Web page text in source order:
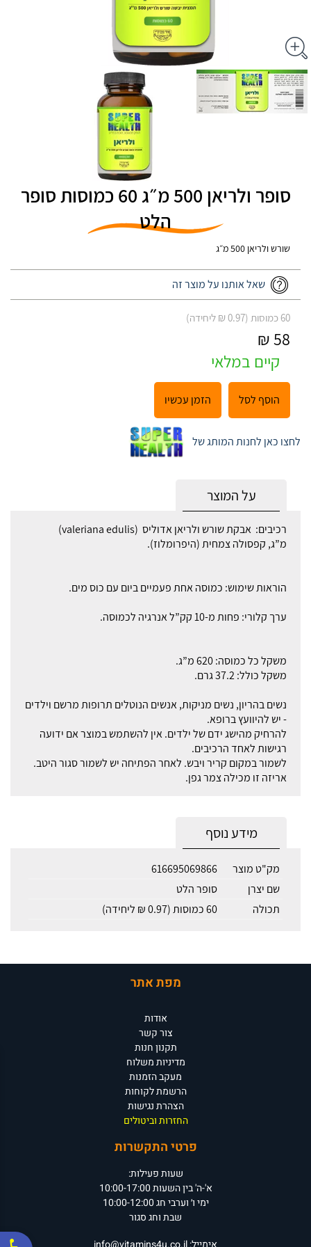
סופר ולריאן 500 מ״ג 60 כמוסות סופר
הלט
שורש ולריאן 500 מ״ג
שאל אותנו על מוצר זה
60 כמוסות (0.97 ₪ ליחידה)
58 ₪
קיים במלאי
הוסף לסל הזמן עכשיו
לחצו כאן לחנות המותג של
על המוצר
רכיבים: אבקת שורש ולריאן אדוליס (valeriana edulis)
מ”ג, קפסולה צמחית (היפרומלוז).
הוראות שימוש: כמוסה אחת פעמיים ביום עם כוס מים.
ערך קלורי: פחות מ-10 קק”ל אנרגיה לכמוסה.
משקל כל כמוסה: 620 מ”ג.
משקל כולל: 37.2 גרם.
נשים בהריון, נשים מניקות, אנשים הנוטלים תרופות מרשם וילדים
- יש להיוועץ ברופא.
להרחיק מהישג ידם של ילדים. אין להשתמש במוצר אם ידועה
רגישות לאחד הרכיבים.
לשמור במקום קריר ויבש. לאחר הפתיחה יש לשמור סגור היטב.
אריזה זו מכילה צמר גפן.
מידע נוסף
מק"ט מוצר
616695069866
שם יצרן
סופר הלט
תכולה
60 כמוסות (0.97 ₪ ליחידה)
מפת אתר
אודות
צור קשר
תקנון חנות
מדיניות משלוח
מעקב הזמנות
הרשמת לקוחות
הצהרת נגישות
החזרות וביטולים
פרטי התקשרות
שעות פעילות:
א'-ה' בין השעות 10:00-17:00
ימי ו׳ וערבי חג 10:00-12:00
שבת וחג סגור